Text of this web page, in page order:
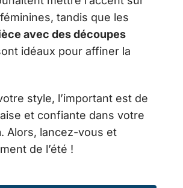
tandis que les
avec des découpes
idéaux pour affiner la
style, l’important est de
et confiante dans votre
. Alors, lancez-vous et
de l’été !